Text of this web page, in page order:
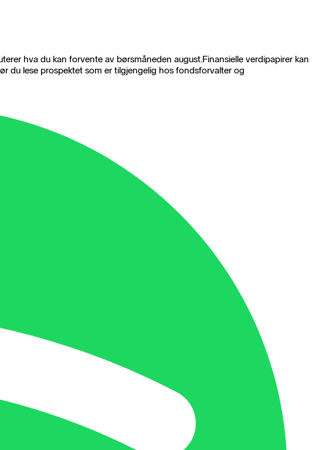
hva du kan forvente av børsmåneden august.Finansielle verdipapirer kan
du lese prospektet som er tilgjengelig hos fondsforvalter og